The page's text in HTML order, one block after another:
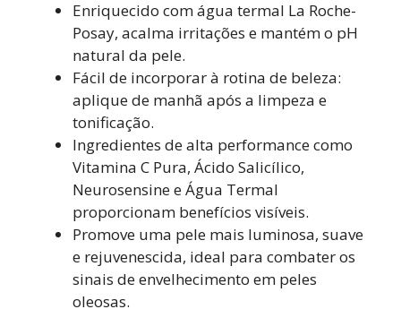
Enriquecido com água termal La Roche-
Posay, acalma irritações e mantém o pH
natural da pele.
Fácil de incorporar à rotina de beleza:
aplique de manhã após a limpeza e
tonificação.
Ingredientes de alta performance como
Vitamina C Pura, Ácido Salicílico,
Neurosensine e Água Termal
proporcionam benefícios visíveis.
Promove uma pele mais luminosa, suave
e rejuvenescida, ideal para combater os
sinais de envelhecimento em peles
oleosas.